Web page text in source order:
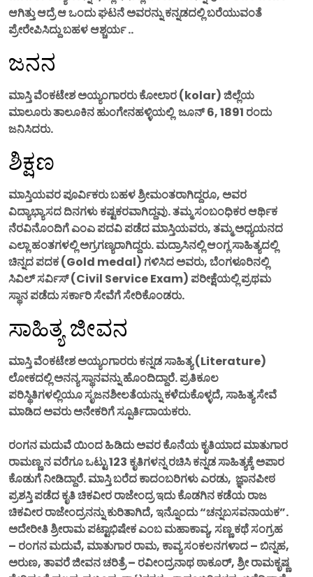
ಆಗಿತ್ತು ಆದ್ರೆ ಆ ಒಂದು ಘಟನೆ ಅವರನ್ನು ಕನ್ನಡದಲ್ಲಿ ಬರೆಯುವಂತೆ
ಪ್ರೇರೇಪಿಸಿದ್ದು ಬಹಳ ಆಶ್ಚರ್ಯ ..
ಜನನ
ಮಾಸ್ತಿ ವೆಂಕಟೇಶ ಅಯ್ಯಂಗಾರರು ಕೋಲಾರ (kolar) ಜಿಲ್ಲೆಯ
ಮಾಲೂರು ತಾಲೂಕಿನ ಹುಂಗೇನಹಳ್ಳಿಯಲ್ಲಿ ಜೂನ್ 6, 1891 ರಂದು
ಜನಿಸಿದರು.
ಶಿಕ್ಷಣ
ಮಾಸ್ತಿಯವರ ಪೂರ್ವಿಕರು ಬಹಳ ಶ್ರೀಮಂತರಾಗಿದ್ದರೂ, ಅವರ
ವಿದ್ಯಾಭ್ಯಾಸದ ದಿನಗಳು ಕಷ್ಟಕರವಾಗಿದ್ದವು. ತಮ್ಮ ಸಂಬಂಧಿಕರ ಆರ್ಥಿಕ
ನೆರವಿನೊಂದಿಗೆ ಎಂಎ ಪದವಿ ಪಡೆದ ಮಾಸ್ತಿಯವರು, ತಮ್ಮ ಅಧ್ಯಯನದ
ಎಲ್ಲಾ ಹಂತಗಳಲ್ಲಿ ಅಗ್ರಗಣ್ಯರಾಗಿದ್ದರು. ಮದ್ರಾಸಿನಲ್ಲಿ ಆಂಗ್ಲ ಸಾಹಿತ್ಯದಲ್ಲಿ
ಚಿನ್ನದ ಪದಕ (Gold medal) ಗಳಿಸಿದ ಅವರು, ಬೆಂಗಳೂರಿನಲ್ಲಿ
ಸಿವಿಲ್ ಸರ್ವಿಸ್ (Civil Service Exam) ಪರೀಕ್ಷೆಯಲ್ಲಿ ಪ್ರಥಮ
ಸ್ಥಾನ ಪಡೆದು ಸರ್ಕಾರಿ ಸೇವೆಗೆ ಸೇರಿಕೊಂಡರು.
ಸಾಹಿತ್ಯ ಜೀವನ
ಮಾಸ್ತಿ ವೆಂಕಟೇಶ ಅಯ್ಯಂಗಾರರು ಕನ್ನಡ ಸಾಹಿತ್ಯ (Literature)
ಲೋಕದಲ್ಲಿ ಅನನ್ಯ ಸ್ಥಾನವನ್ನು ಹೊಂದಿದ್ದಾರೆ. ಪ್ರತಿಕೂಲ
ಪರಿಸ್ಥಿತಿಗಳಲ್ಲಿಯೂ ಸೃಜನಶೀಲತೆಯನ್ನು ಕಳೆದುಕೊಳ್ಳದೆ, ಸಾಹಿತ್ಯ ಸೇವೆ
ಮಾಡಿದ ಅವರು ಅನೇಕರಿಗೆ ಸ್ಪೂರ್ತಿದಾಯಕರು.
ರಂಗನ ಮದುವೆ ಯಿಂದ ಹಿಡಿದು ಅವರ ಕೊನೆಯ ಕೃತಿಯಾದ ಮಾತುಗಾರ
ರಾಮಣ್ಣ ನ ವರೆಗೂ ಒಟ್ಟು 123 ಕೃತಿಗಳನ್ನ ರಚಿಸಿ ಕನ್ನಡ ಸಾಹಿತ್ಯಕ್ಕೆ ಅಪಾರ
ಕೊಡುಗೆ ನೀಡಿದ್ದಾರೆ. ಮಾಸ್ತಿ ಬರೆದ ಕಾದಂಬರಿಗಳು ಎರಡು, ಜ್ಞಾನಪೀಠ
ಪ್ರಶಸ್ತಿ ಪಡೆದ ಕೃತಿ ಚಿಕವೀರ ರಾಜೇಂದ್ರ ಇದು ಕೊಡಗಿನ ಕಡೆಯ ರಾಜ
ಚಿಕವೀರ ರಾಜೇಂದ್ರನನ್ನು ಕುರಿತಾಗಿದೆ, ಇನ್ನೊಂದು “ಚನ್ನಬಸವನಾಯಕ”.
ಅದೇರೀತಿ ಶ್ರೀರಾಮ ಪಟ್ಟಾಭಿಷೇಕ ಎಂಬ ಮಹಾಕಾವ್ಯ, ಸಣ್ಣ ಕಥೆ ಸಂಗ್ರಹ
– ರಂಗನ ಮದುವೆ, ಮಾತುಗಾರ ರಾಮ, ಕಾವ್ಯ ಸಂಕಲನಗಳಾದ – ಬಿನ್ನಹ,
ಅರುಣ, ತಾವರೆ ಜೀವನ ಚರಿತ್ರೆ – ರವೀಂದ್ರನಾಥ ಠಾಕೂರ್, ಶ್ರೀ ರಾಮಕೃಷ್ಣ